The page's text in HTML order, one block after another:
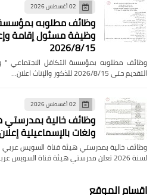
02 أغسطس 2026
وظائف مطلوبه بمؤسسة
وظيفة مسئول إقامة
2026/8/15
وظائف مطلوبه بمؤسسة التكافل الاجتماعي
التقديم حتى 2026/8/15 للذكور والإناث اعلان…
02 أغسطس 2026
وظائف خالية
ولغات بالإسماعيلية إعلان رقم (5)
لسنة 2026 تعلن مدرستي هيئة قناة السويس عربي …
اقسام الموقع